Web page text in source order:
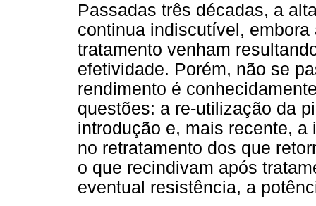
Passadas três décadas, a
continua indiscutível,
tratamento venham
efetividade. Porém, não se
rendimento é
questões: a re-utilização da
introdução e, mais recente,
no retratamento dos que
o que recindivam após
eventual resistência, a